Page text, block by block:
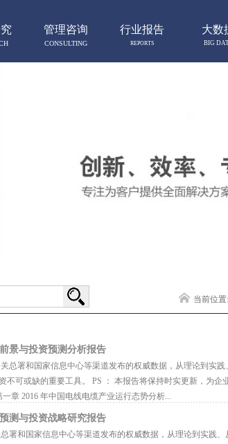
管理咨询
CONSULTING
行业报告
REPORTS
大数
BIG
当前位置:
景与投资预测分析报告
总署和国家信息中心等渠道发布的权威数据，从理论到实践
不可或缺的重要工具。 PS ： 本报告将保持时实更新，为企
章 2016 年中国电线电缆产业运行态势分析...
测与投资战略研究报告
署和国家信息中心等渠道发布的权威数据，从理论到实践